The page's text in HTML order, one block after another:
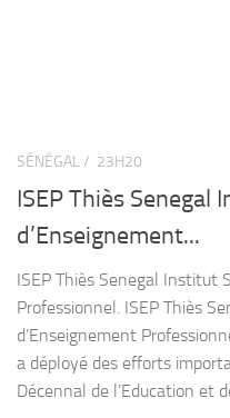
SÉNÉGAL / 23H20
ISEP Thiès
d’Enseignement...
ISEP Thiès Senegal Institut
Professionnel. ISEP Thiès
d’Enseignement
a déployé des efforts
Décennal de l’Education et